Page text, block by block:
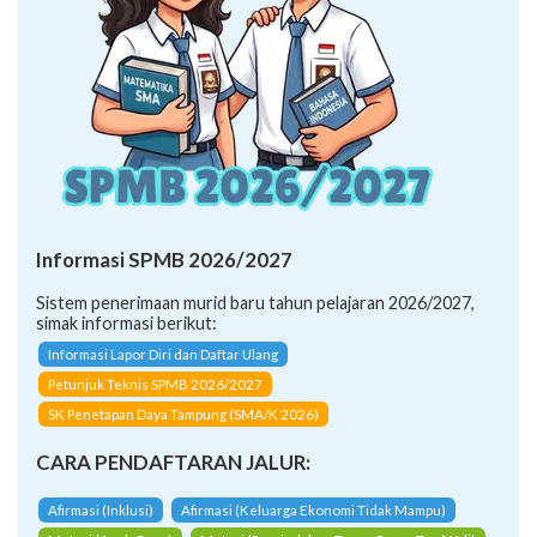
Informasi SPMB 2026/2027
Sistem penerimaan murid baru tahun pelajaran 2026/2027,
simak informasi berikut:
Informasi Lapor Diri dan Daftar Ulang
Petunjuk Teknis SPMB 2026/2027
SK Penetapan Daya Tampung (SMA/K 2026)
CARA PENDAFTARAN JALUR:
Afirmasi (Inklusi)
Afirmasi (Keluarga Ekonomi Tidak Mampu)